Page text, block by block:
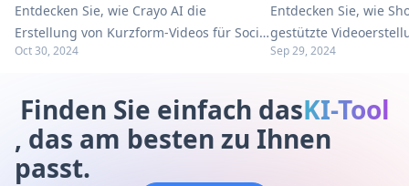
Entdecken Sie, wie Crayo AI die
Erstellung von Kurzform-Videos für Social
Media vereinfacht. Erkunden Sie
unserem umfassenden Leitfaden.
Oct 30, 2024
soziale Medien
Entdecken Sie, wie
gestützte
Medien revolutioniert.
unserem
Sep 29, 2024
Finden Sie einfach dasKI-Tool
, das am besten zu Ihnen
passt.